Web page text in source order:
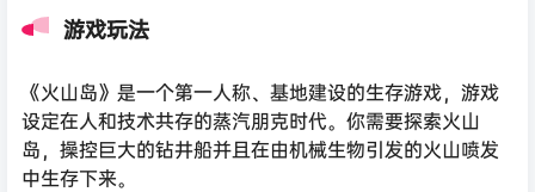
游戏玩法
《火山岛》是一个第一人称、基地建设的生存游戏，游戏
设定在人和技术共存的蒸汽朋克时代。你需要探索火山
岛，操控巨大的钻井船并且在由机械生物引发的火山喷发
中生存下来。